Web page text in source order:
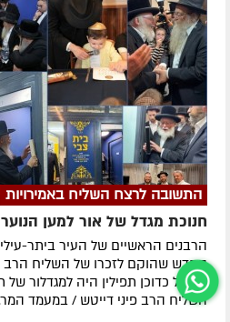
התשובה לרצח השליח באמירויות
חנוכת מגדל של אור למען
הרבנים הראשיים של העיר ביתר-
החדש שהוקם לזכרו של השליח הרב
שהחל כדוכן תפילין היה למגדלור של
השליח הרב פיני דייטש / במעמד